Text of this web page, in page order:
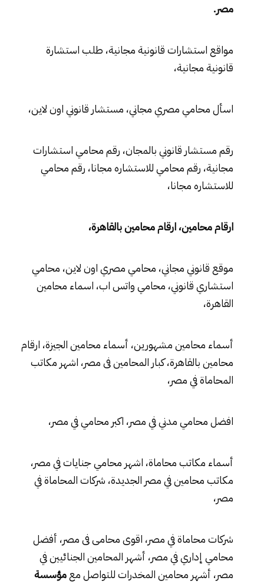
مصر.
مواقع استشارات قانونية مجانية، طلب استشارة
قانونية مجانية،
اسأل محامي مصري مجاني، مستشار قانوني اون لاين،
رقم مستشار قانوني بالمجان، رقم محامي استشارات
مجانية، رقم محامي للاستشاره مجانا، رقم محامي
للاستشاره مجانا،
ارقام محامين، ارقام محامين بالقاهرة،
موقع قانوني مجاني، محامي مصري اون لاين، محامي
استشاري قانوني، محامي واتس اب، اسماء محامين
القاهرة،
أسماء محامين مشهورين، أسماء محامين الجيزة، ارقام
محامين بالقاهرة، كبار المحامين فى مصر، اشهر مكاتب
المحاماة في مصر،
افضل محامي مدني في مصر، اكبر محامي في مصر،
أسماء مكاتب محاماة، اشهر محامي جنايات في مصر،
مكاتب محامين في مصر الجديدة، شركات المحاماة في
مصر،
شركات محاماة في مصر، اقوى محامى فى مصر، أفضل
محامي إداري في مصر، أشهر المحامين الجنائيين في
مصر، أشهر محامين المخدرات للتواصل معمؤسسة